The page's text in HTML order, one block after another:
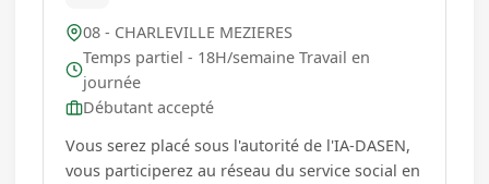
08 - CHARLEVILLE MEZIERES
Temps partiel - 18H/semaine Travail en
journée
Débutant accepté
Vous serez placé sous l'autorité de l'IA-DASEN,
vous participerez au réseau du service social en